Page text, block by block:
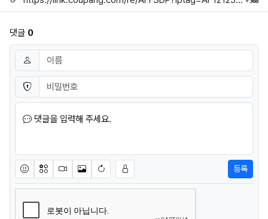
댓글 0
댓글쓰기
이름 필수
비밀번호 필수
댓글을 입력해 주세요.
이모티콘아이콘동영상이미지새댓글 작성
등록